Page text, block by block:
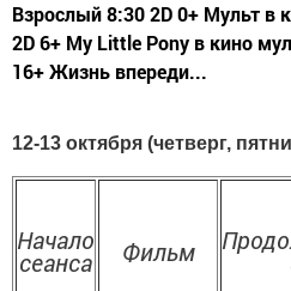
Взрослый 8:30 2D 0+ Мульт
2D 6+ My Little Pony в кино
16+ Жизнь впереди...
12-13 октября (четверг,
Начало
сеанса Фильм